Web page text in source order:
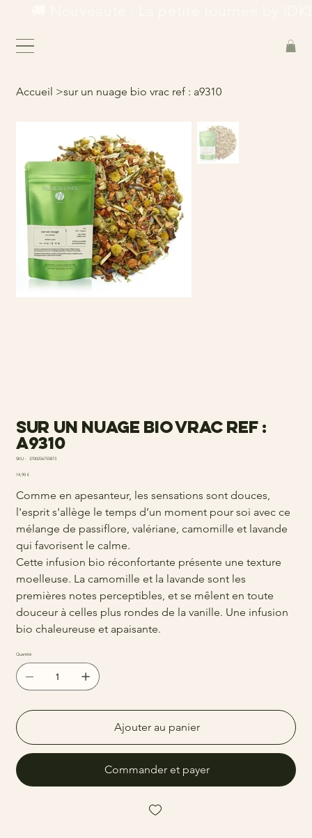
Accueil >sur un nuage bio vrac ref : a9310
sur un nuage bio vrac ref :
a9310
SKU :
SKU
3700256755873
Prix
14,90 €
Comme en apesanteur, les sensations sont douces,
l'esprit s'allège le temps d’un moment pour soi avec ce
mélange de passiflore, valériane, camomille et lavande
qui favorisent le calme.
Cette infusion bio réconfortante présente une texture
moelleuse. La camomille et la lavande sont les
premières notes perceptibles, et se mêlent en toute
douceur à celles plus rondes de la vanille. Une infusion
bio chaleureuse et apaisante.
Quantité
Ajouter au panier
Commander et payer